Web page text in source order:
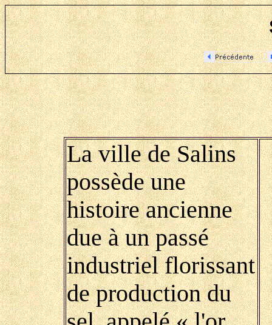
La ville de Salins
possède une
histoire ancienne
due à un passé
industriel florissant
de production du